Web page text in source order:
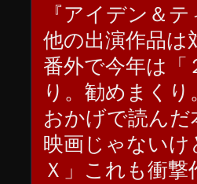
『アイデン＆
他の出演作品は
番外で今年は
り。勧めまくり
おかげで読ん
映画じゃないけ
Ｘ」これも衝撃